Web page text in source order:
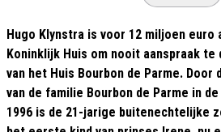
Hugo Klynstra is voor 12 miljoen
Koninklijk Huis om nooit aanspraak
van het Huis Bourbon de Parme.
van de familie Bourbon de Parme in
1996 is de 21-jarige buitenechtelijke